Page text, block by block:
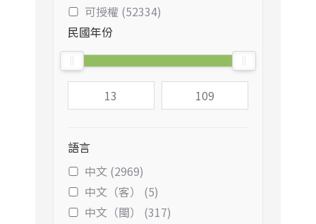
可授權 (52334)
民國年份
語言
中文 (2969)
中文（客） (5)
中文（閩） (317)